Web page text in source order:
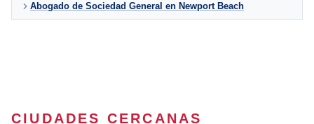
Abogado de Sociedad General en Newport Beach
CIUDADES CERCANAS